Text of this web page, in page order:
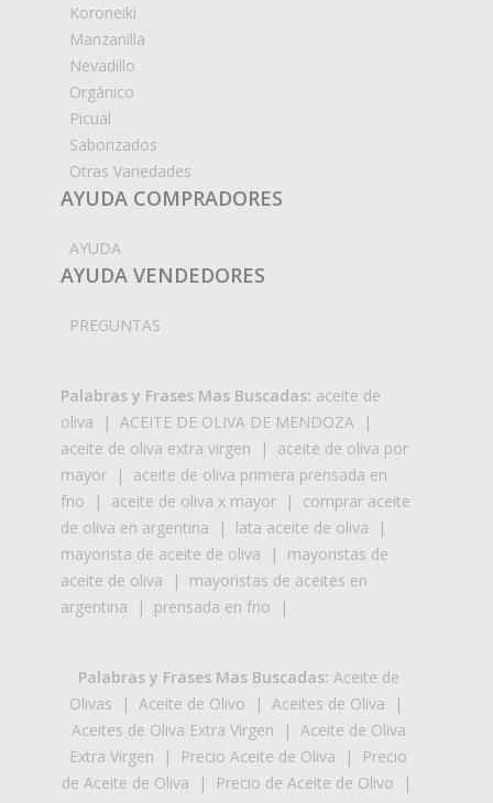
Koroneiki
Manzanilla
Nevadillo
Orgánico
Picual
Saborizados
Otras Variedades
AYUDA COMPRADORES
AYUDA
AYUDA VENDEDORES
PREGUNTAS
Palabras y Frases Mas Buscadas: aceite de
oliva | ACEITE DE OLIVA DE MENDOZA |
aceite de oliva extra virgen | aceite de oliva por
mayor | aceite de oliva primera prensada en
frio | aceite de oliva x mayor | comprar aceite
de oliva en argentina | lata aceite de oliva |
mayorista de aceite de oliva | mayoristas de
aceite de oliva | mayoristas de aceites en
argentina | prensada en frio |
Palabras y Frases Mas Buscadas: Aceite de
Olivas | Aceite de Olivo | Aceites de Oliva |
Aceites de Oliva Extra Virgen | Aceite de Oliva
Extra Virgen | Precio Aceite de Oliva |
Precio
de Aceite de Oliva | Precio de Aceite de Olivo |